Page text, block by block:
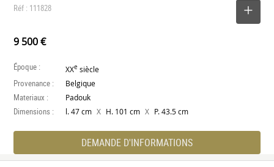
Réf : 111828
9 500 €
Époque : XXe siècle
Provenance : Belgique
Materiaux : Padouk
Dimensions : l. 47 cm X H. 101 cm X P. 43.5 cm
DEMANDE D'INFORMATIONS